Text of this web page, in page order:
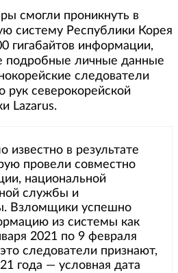
смогли проникнуть в
систему Республики Корея
гигабайтов информации,
подробные личные данные
следователи
рук северокорейской
Lazarus.
известно в результате
провели совместно
национальной
службы и
Взломщики успешно
из системы как
2021 по 9 февраля
следователи признают,
года — условная дата